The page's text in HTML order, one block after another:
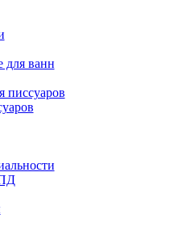
ванн
писсуаров